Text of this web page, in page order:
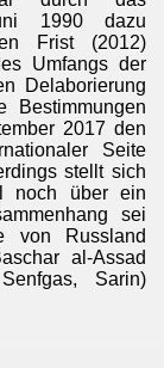
1990 dazu
Frist (2012)
Umfangs der
Delaborierung
Bestimmungen
2017 den
Seite
stellt sich
noch über ein
sei
von Russland
al-Assad
Sarin)